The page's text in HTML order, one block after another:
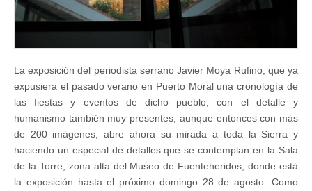
La exposición del periodista serrano Javier Moya Rufino, que ya
expusiera el pasado verano en Puerto Moral una cronología de
las fiestas y eventos de dicho pueblo, con el detalle y
humanismo también muy presentes, aunque entonces con más
de 200 imágenes, abre ahora su mirada a toda la Sierra y
haciendo un especial de detalles que se contemplan en la Sala
de la Torre, zona alta del Museo de Fuenteheridos, donde está
la exposición hasta el próximo domingo 28 de agosto. Como